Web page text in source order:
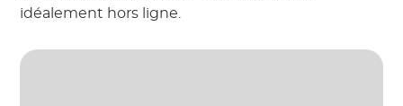
idéalement hors ligne.